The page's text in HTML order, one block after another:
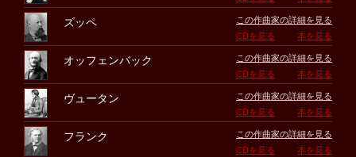
ズッペ
この作曲家の詳細を見る
CDを見る
本を見る
オッフェンバック
この作曲家の詳細を見る
CDを見る
本を見る
ヴュータン
この作曲家の詳細を見る
CDを見る
本を見る
フランク
この作曲家の詳細を見る
CDを見る
本を見る